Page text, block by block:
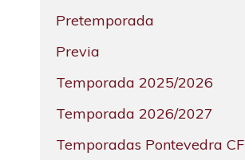
Pretemporada
Previa
Temporada 2025/2026
Temporada 2026/2027
Temporadas Pontevedra CF